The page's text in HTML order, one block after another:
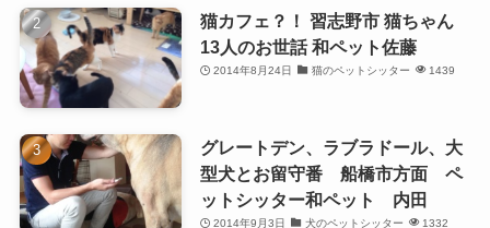
猫カフェ？！ 習志野市 猫ちゃん
13人のお世話 和ペット佐藤
2014年8月24日 猫のペットシッター 1439
グレートデン、ラブラドール、大
型犬とお留守番 船橋市方面 ペ
ットシッター和ペット 内田
2014年9月3日 犬のペットシッター 1332